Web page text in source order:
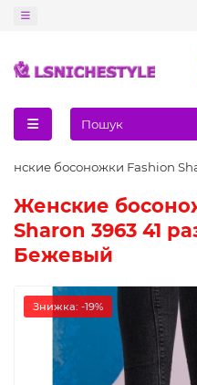
босоножки Fashion
Женские
Sharon 3963 41
Бежевый
Знижка: -19%